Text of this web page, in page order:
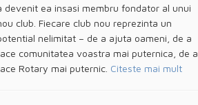
devenit ea insasi membru fondator al unui
club. Fiecare club nou reprezinta un
nelimitat – de a ajuta oameni, de a
comunitatea voastra mai puternica, de a
Rotary mai puternic. Citeste mai mult